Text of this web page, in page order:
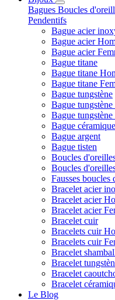
Bagues Boucles
Pendentifs
Bague acier
Bague acier
Bague acier
Bague titane
Bague titane
Bague titane
Bague tungstène
Bague
Bague tungstène
Bague céramique
Bague argent
Bague tisten
Boucles
Boucles
Fausses boucles
Bracelet acier
Bracelet acier
Bracelet acier
Bracelet cuir
Bracelets cuir
Bracelets cuir
Bracelet
Bracelet
Bracelet
Bracelet
Le Blog